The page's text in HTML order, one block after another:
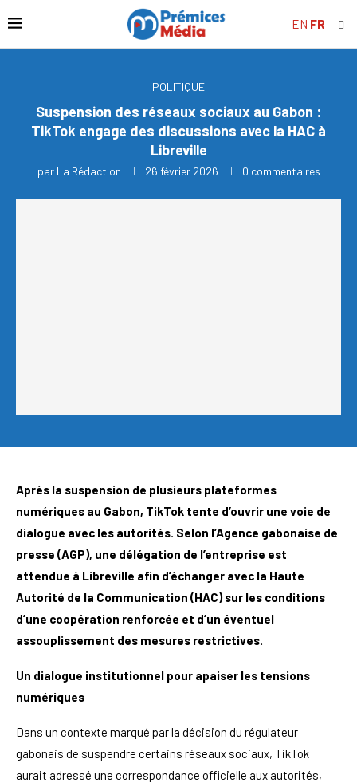
EN FR
POLITIQUE
Suspension des réseaux sociaux au Gabon :
TikTok engage des discussions avec la HAC à
Libreville
par La Rédaction 26 février 2026 0 commentaires
Après la suspension de plusieurs plateformes
numériques au Gabon, TikTok tente d’ouvrir une voie de
dialogue avec les autorités. Selon l’Agence gabonaise de
presse (AGP), une délégation de l’entreprise est
attendue à Libreville afin d’échanger avec la Haute
Autorité de la Communication (HAC) sur les conditions
d’une coopération renforcée et d’un éventuel
assouplissement des mesures restrictives.
Un dialogue institutionnel pour apaiser les tensions
numériques
Dans un contexte marqué par la décision du régulateur
gabonais de suspendre certains réseaux sociaux, TikTok
aurait adressé une correspondance officielle aux autorités,